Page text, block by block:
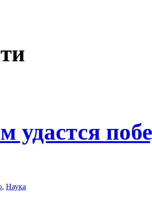
удастся
, Наука